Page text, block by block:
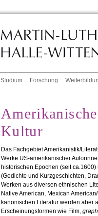
Studium Forschung
Kultur
Das Fachgebiet Amerikanistik/
Werke US-amerikanischer
historischen Epochen (seit
(Gedichte und Kurz­ge­schichten,
Wer­ken aus diversen ethnischen
Native American, Mexican
kanonischen Literatur wer­den aber
Erscheinungsformen wie Film,